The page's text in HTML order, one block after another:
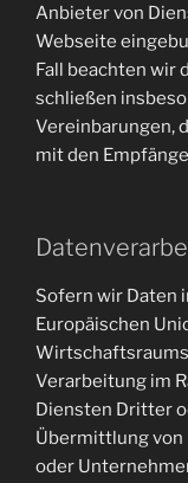
Anbieter von
Webseite
Fall beachten wir
schließen
Vereinbarungen,
mit den
Sofern wir Daten
Europäischen
Wirtschaftsraums
Verarbeitung im
Diensten Dritter
Übermittlung von
oder